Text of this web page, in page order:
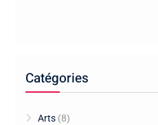
Catégories
Arts (8)